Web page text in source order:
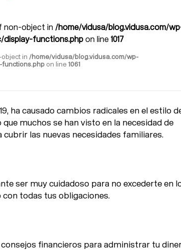
non-object in /home/vidusa/blog.vidusa.com/
functions.php on line 1017
object in /home/vidusa/blog.vidusa.com/wp-
on line 1061
ha causado cambios radicales en el estilo
muchos se han visto en la necesidad de
las nuevas necesidades familiares.
ser muy cuidadoso para no excederte en
todas tus obligaciones.
financieros para administrar tu